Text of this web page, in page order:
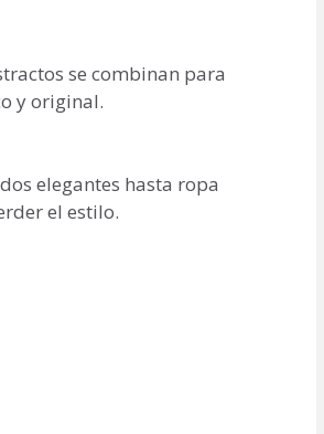
se combinan para
y original.
elegantes hasta ropa
el estilo.